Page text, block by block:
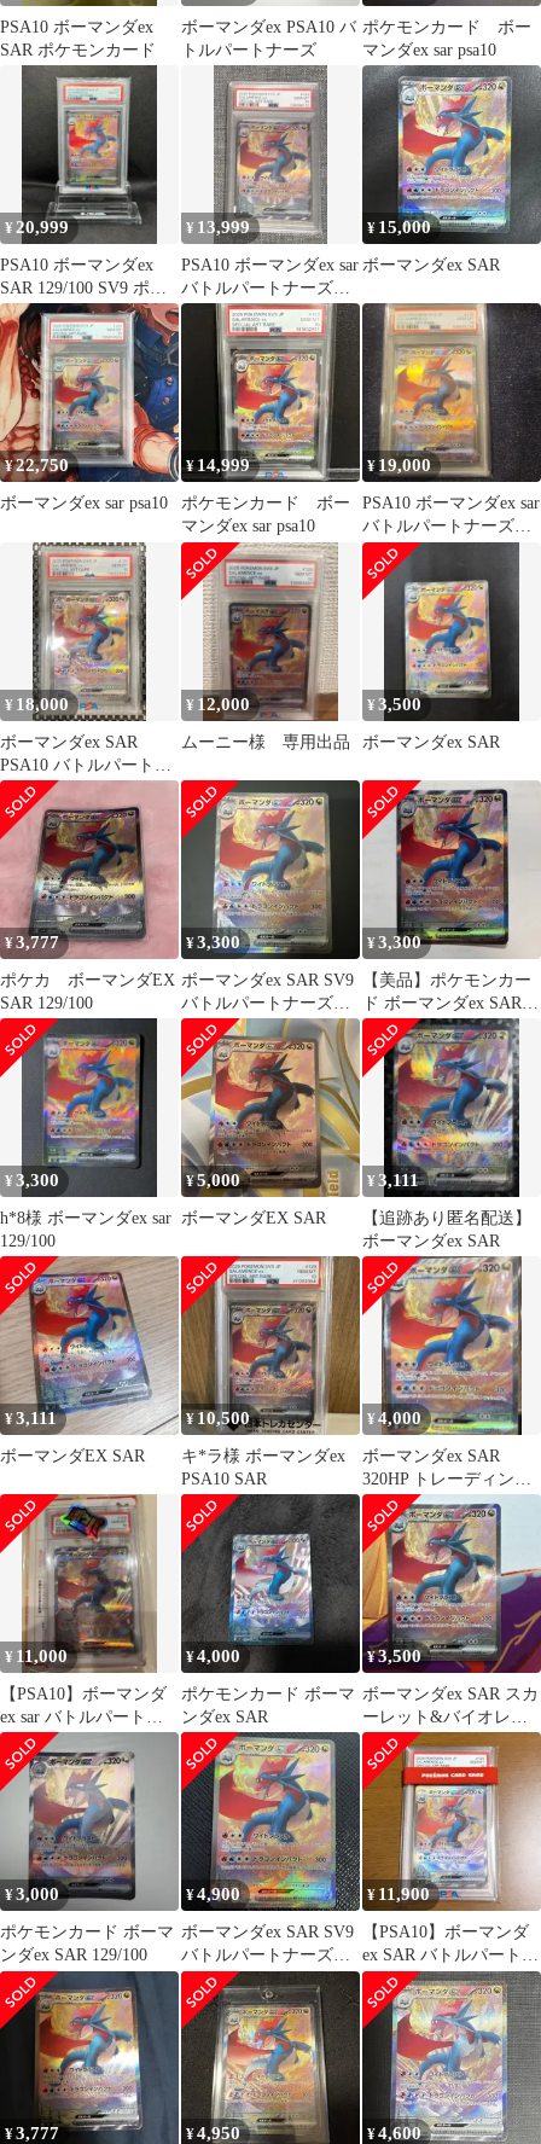
PSA10 ボーマンダex
SAR ポケモンカード
ボーマンダex PSA10 バ
トルパートナーズ
ポケモンカード ボー
マンダex sar psa10
¥ 20,999
PSA10 ボーマンダex
SAR 129/100 SV9 ポケ
モンカード
¥ 13,999
PSA10 ボーマンダex sar
バトルパートナーズ
129/100
¥ 15,000
ボーマンダex SAR
¥22,750
ボーマンダex sar psa10
¥14,999
ポケモンカード ボー
マンダex sar psa10
¥ 19,000
PSA10 ボーマンダex sar
バトルパートナーズ
129/100
¥ 18,000
ボーマンダex SAR
PSA10 バトルパートナ
ーズ SV9 ポケモンカー
ド
¥ 12,000
ムーニー様 専用出品
¥3,500
ボーマンダex SAR
¥3,777
ポケカ ボーマンダEX
SAR 129/100
¥3,300
ボーマンダex SAR SV9
バトルパートナーズ
129/100
¥3,300
【美品】ポケモンカー
ド ボーマンダex SAR
129/100
¥3,300
h*8様 ボーマンダex sar
129/100
¥5,000
ボーマンダEX SAR
¥3,111
【追跡あり匿名配送】
ボーマンダex SAR
¥3,111
ボーマンダEX SAR
¥ 10,500
キ*ラ様 ボーマンダex
PSA10 SAR
¥4,000
ボーマンダex SAR
320HP トレーディング
カード
¥ 11,000
【PSA10】ボーマンダ
ex sar バトルパートナ
ーズ
¥4,000
ポケモンカード ボーマ
ンダex SAR
¥3,500
ボーマンダex SAR スカ
ーレット&バイオレッ
ト 拡張パック バトルパ
ートナ…
¥3,000
ポケモンカード ボーマ
ンダex SAR 129/100
¥4,900
ボーマンダex SAR SV9
バトルパートナーズ
129/100
¥ 11,900
【PSA10】ボーマンダ
ex SAR バトルパートナ
ーズ 129/100
¥3,777 ¥4,950 ¥4,600